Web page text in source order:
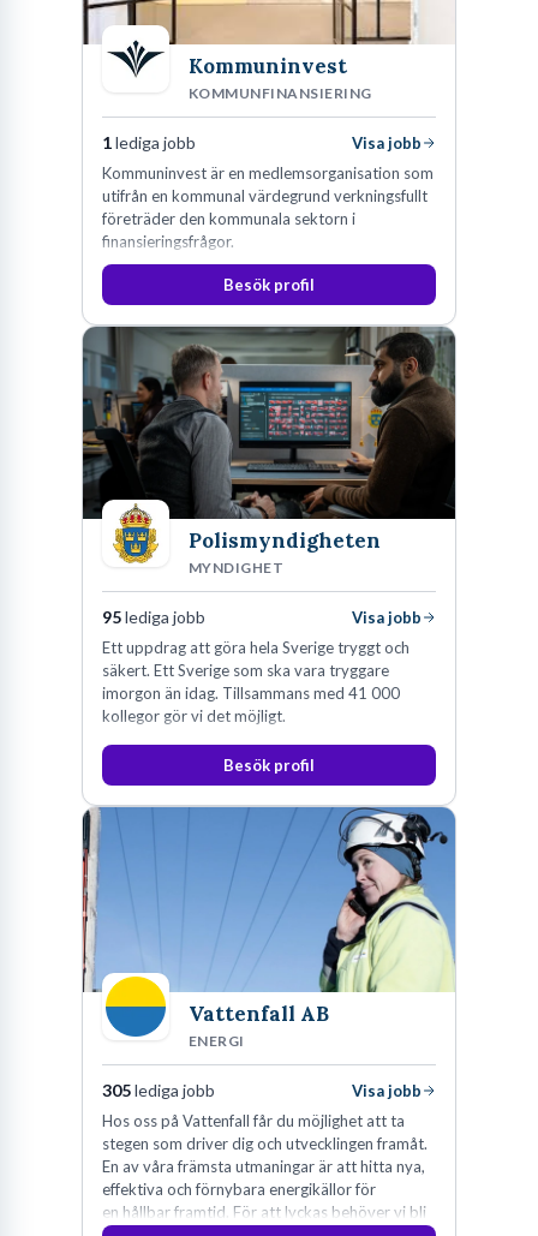
Kommuninvest
KOMMUNFINANSIERING
1lediga jobb
Visa jobb
Kommuninvest är en medlemsorganisation som
utifrån en kommunal värdegrund verkningsfullt
företräder den kommunala sektorn i
finansieringsfrågor.
Besök profil
Polismyndigheten
MYNDIGHET
95lediga jobb
Visa jobb
Ett uppdrag att göra hela Sverige tryggt och
säkert. Ett Sverige som ska vara tryggare
imorgon än idag. Tillsammans med 41 000
kollegor gör vi det möjligt.
Besök profil
Vattenfall AB
ENERGI
305lediga jobb
Visa jobb
Hos oss på Vattenfall får du möjlighet att ta
stegen som driver dig och utvecklingen framåt.
En av våra främsta utmaningar är att hitta nya,
effektiva och förnybara energikällor för
en hållbar framtid. För att lyckas behöver vi bli